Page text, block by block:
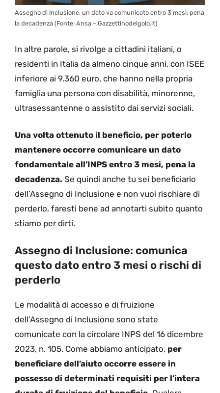
Assegno di Inclusione, un dato va comunicato entro 3 mesi: pena
la decadenza (Fonte: Ansa – Gazzettinodelgolo.it)
In altre parole, si rivolge a cittadini italiani, o
residenti in Italia da almeno cinque anni, con ISEE
inferiore ai 9.360 euro, che hanno nella propria
famiglia una persona con disabilità, minorenne,
ultrasessantenne o assistito dai servizi sociali.
Una volta ottenuto il beneficio, per poterlo
mantenere occorre comunicare un dato
fondamentale all’INPS entro 3 mesi, pena la
decadenza. Se quindi anche tu sei beneficiario
dell’Assegno di Inclusione e non vuoi rischiare di
perderlo, faresti bene ad annotarti subito quanto
stiamo per dirti.
Assegno di Inclusione: comunica
questo dato entro 3 mesi o rischi di
perderlo
Le modalità di accesso e di fruizione
dell’Assegno di Inclusione sono state
comunicate con la circolare INPS del 16 dicembre
2023, n. 105. Come abbiamo anticipato, per
beneficiare dell’aiuto occorre essere in
possesso di determinati requisiti per l’intera